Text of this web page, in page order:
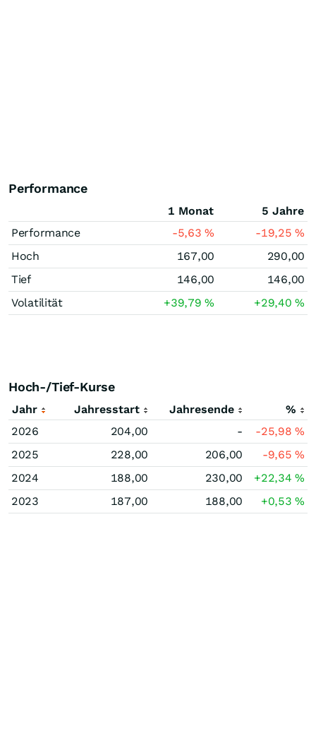
Performance
1 Monat
5 Jahre
Performance
-5,63% -19,25%
Hoch
167,00
290,00
Tief
146,00
146,00
Volatilität
+39,79% +29,40%
Hoch-/Tief-Kurse
Jahr Jahresstart Jahresende
%
2026
204,00 - -25,98%
2025
228,00 206,00 -9,65%
2024
188,00 230,00 +22,34%
2023
187,00 188,00 +0,53%